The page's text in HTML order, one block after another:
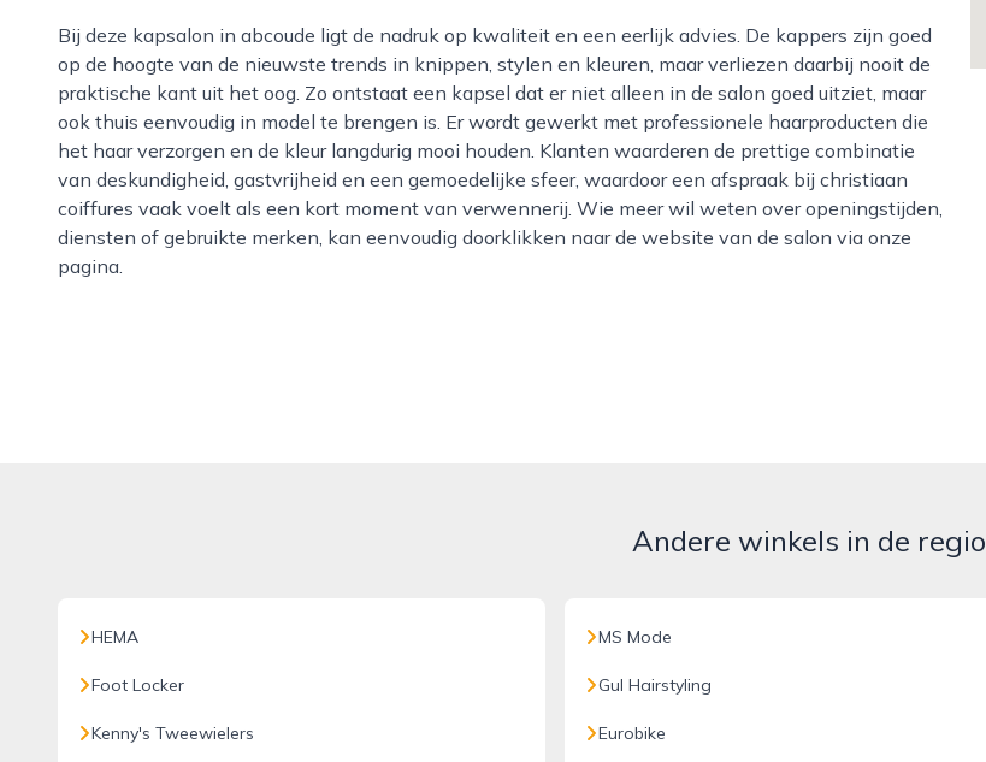
Bij deze kapsalon in abcoude ligt de nadruk op kwaliteit en een eerlijk advies. De kappers zijn goed
op de hoogte van de nieuwste trends in knippen, stylen en kleuren, maar verliezen daarbij nooit de
praktische kant uit het oog. Zo ontstaat een kapsel dat er niet alleen in de salon goed uitziet, maar
ook thuis eenvoudig in model te brengen is. Er wordt gewerkt met professionele haarproducten die
het haar verzorgen en de kleur langdurig mooi houden. Klanten waarderen de prettige combinatie
van deskundigheid, gastvrijheid en een gemoedelijke sfeer, waardoor een afspraak bij christiaan
coiffures vaak voelt als een kort moment van verwennerij. Wie meer wil weten over openingstijden,
diensten of gebruikte merken, kan eenvoudig doorklikken naar de website van de salon via onze
pagina.
Andere winkels in de regio
HEMA
Foot Locker
Kenny's Tweewielers
MS Mode
Gul Hairstyling
Eurobike